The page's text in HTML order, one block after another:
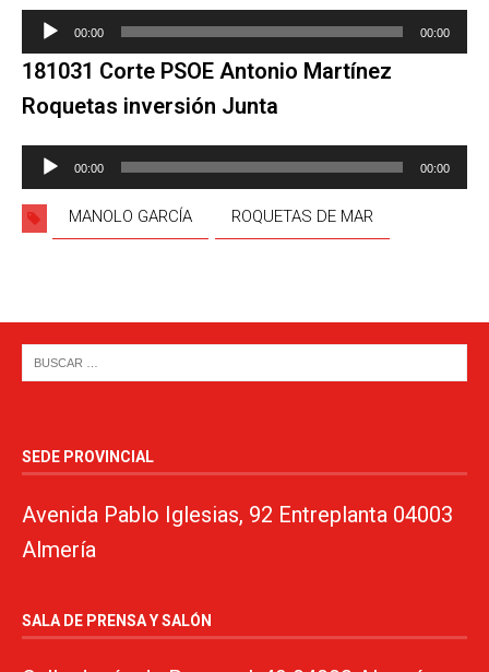
Reproductor
audio
00:00 00:00
181031 Corte PSOE Antonio Martínez
Roquetas inversión Junta
Reproductor
audio
00:00 00:00
MANOLO GARCÍA ROQUETAS DE MAR
SEDE PROVINCIAL
Avenida Pablo Iglesias, 92 Entreplanta 04003
Almería
SALA DE PRENSA Y SALÓN